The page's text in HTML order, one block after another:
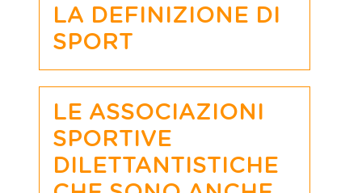
LA DEFINIZIONE DI
SPORT
LE ASSOCIAZIONI
SPORTIVE
DILETTANTISTICHE